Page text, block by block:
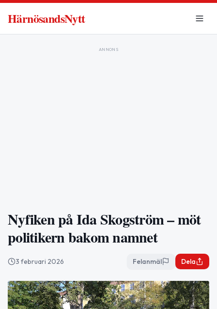
HärnösandsNytt
ANNONS
Nyfiken på Ida Skogström – möt
politikern bakom namnet
3 februari 2026 Felanmäl Dela